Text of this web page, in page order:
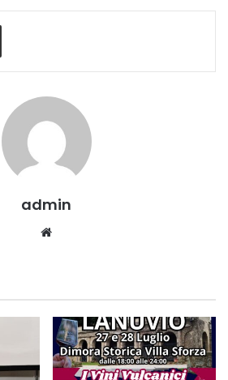
Condividi via mail
admin